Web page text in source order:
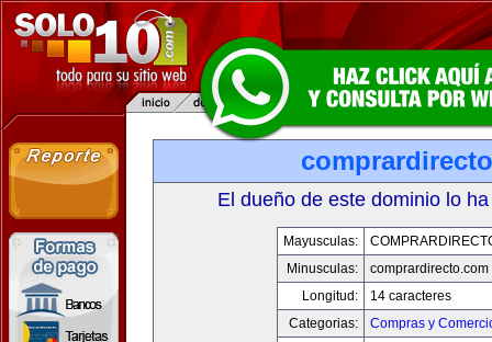
El dueño de este dominio lo
Mayusculas:
Minusculas:
comprardirecto.com
Longitud:
14 caracteres
Categorias:
Compras y